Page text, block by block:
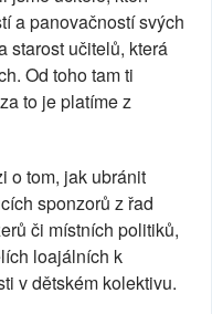
a panovačností svých
starost učitelů, která
Od toho tam ti
to je platíme z
o tom, jak ubránit
sponzorů z řad
či místních politiků,
loajálních k
v dětském kolektivu.